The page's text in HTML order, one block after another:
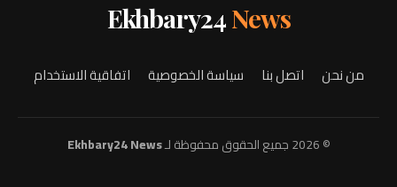
Ekhbary24News
من نحن اتصل بنا سياسة الخصوصية اتفاقية الاستخدام
© 2026 جميع الحقوق محفوظة لـ Ekhbary24 News